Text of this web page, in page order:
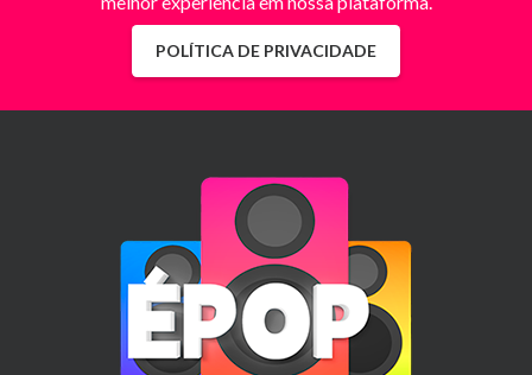
POLÍTICA DE PRIVACIDADE